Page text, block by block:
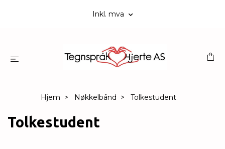
Inkl. mva
Hjem Nøkkelbånd Tolkestudent
Tolkestudent